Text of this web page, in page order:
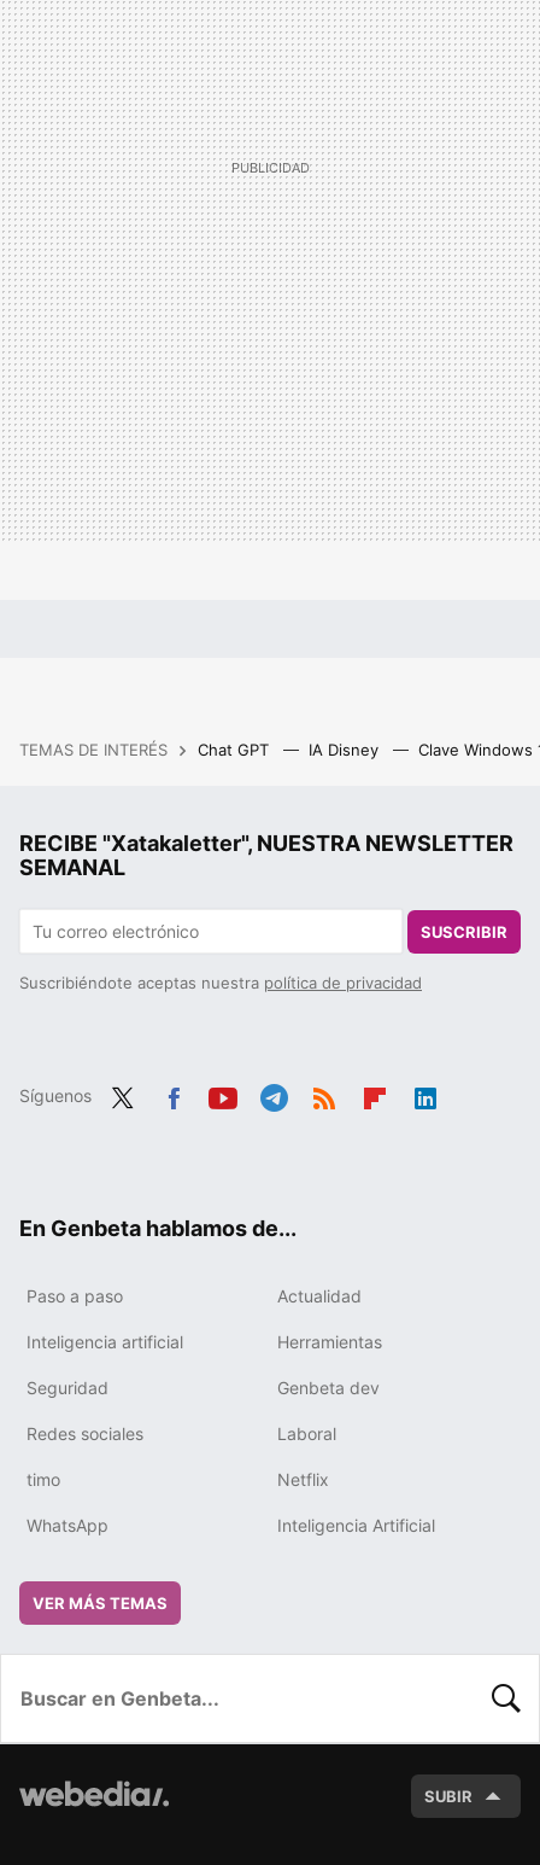
TEMAS DE INTERÉS Chat GPT IA Disney Clave Windows
RECIBE "Xatakaletter", NUESTRA NEWSLETTER
SEMANAL
SUSCRIBIR
Suscribiéndote aceptas nuestra política de privacidad
Síguenos
En Genbeta hablamos de...
Paso a paso Actualidad
Inteligencia artificial Herramientas
Seguridad Genbeta dev
Redes sociales Laboral
timo Netflix
WhatsApp Inteligencia Artificial
VER MÁS TEMAS
SUBIR